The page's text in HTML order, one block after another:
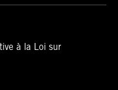
à la Loi sur